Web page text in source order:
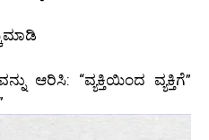
ಆರಿಸಿ: “ವ್ಯಕ್ತಿಯಿಂದ ವ್ಯಕ್ತಿಗೆ”